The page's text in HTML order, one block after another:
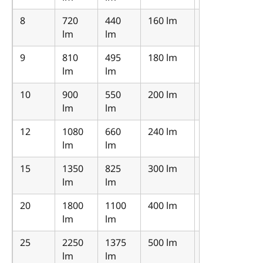
8
720
lm
440
lm
160 lm
9
810
lm
495
lm
180 lm
10
900
lm
550
lm
200 lm
12
1080
lm
660
lm
240 lm
15
1350
lm
825
lm
300 lm
20
1800
lm
1100
lm
400 lm
25
2250
lm
1375
lm
500 lm